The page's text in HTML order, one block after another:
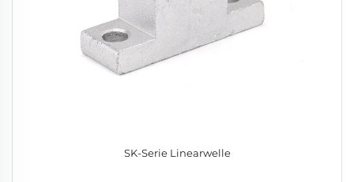
SK-Serie Linearwelle